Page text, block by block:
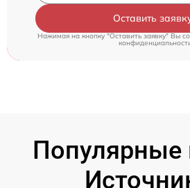
Оставить
Нажимая на кнопку "Оставить заявку" Вы
Популярные